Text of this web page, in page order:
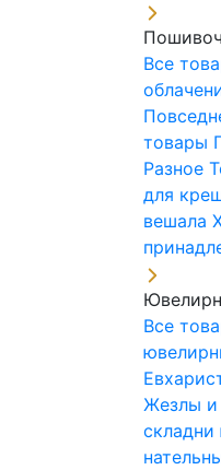
Все
товары
Разное
для
вешала
Все
Жезлы и